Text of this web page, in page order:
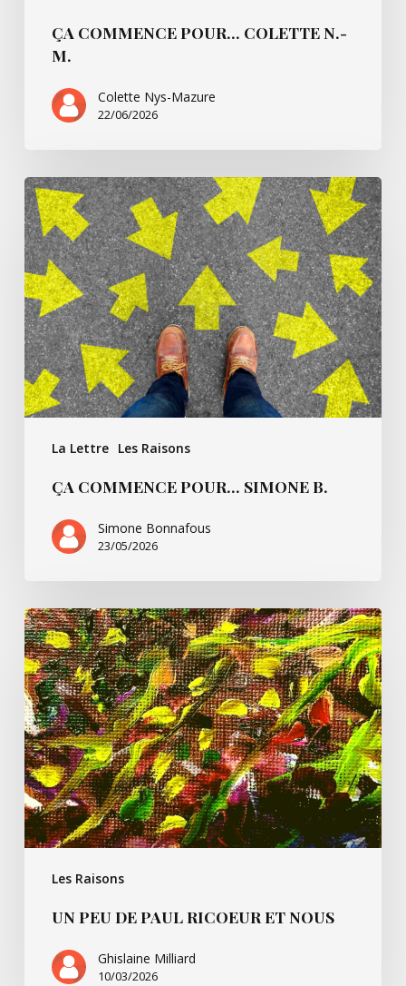
ÇA COMMENCE POUR… COLETTE N.-
M.
Colette Nys-Mazure
22/06/2026
La Lettre Les Raisons
Ça
commence
pour…
Simone
B.
ÇA COMMENCE POUR… SIMONE B.
Simone Bonnafous
23/05/2026
Les Raisons
Un
peu
de
Paul
Ricoeur
et
nous
UN PEU DE PAUL RICOEUR ET NOUS
Ghislaine Milliard
10/03/2026